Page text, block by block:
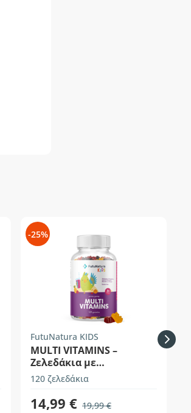
-25%
FutuNatura KIDS
MULTI VITAMINS –
Ζελεδάκια με
πολυβιταμίνες για
παιδιά
120 ζελεδάκια
14,99 € 19,99 €